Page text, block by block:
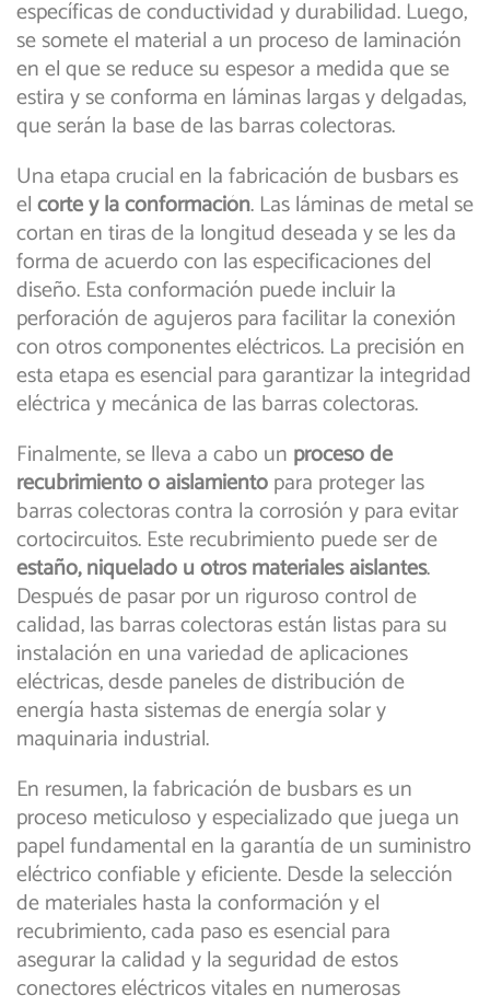
específicas de conductividad y durabilidad. Luego,
se somete el material a un proceso de laminación
en el que se reduce su espesor a medida que se
estira y se conforma en láminas largas y delgadas,
que serán la base de las barras colectoras.
Una etapa crucial en la fabricación de busbars es
elcorte y la conformación. Las láminas de metal se
cortan en tiras de la longitud deseada y se les da
forma de acuerdo con las especificaciones del
diseño. Esta conformación puede incluir la
perforación de agujeros para facilitar la conexión
con otros componentes eléctricos. La precisión en
esta etapa es esencial para garantizar la integridad
eléctrica y mecánica de las barras colectoras.
Finalmente, se lleva a cabo un proceso de
recubrimiento o aislamientopara proteger las
barras colectoras contra la corrosión y para evitar
cortocircuitos. Este recubrimiento puede ser de
estaño, niquelado u otros materiales aislantes.
Después de pasar por un riguroso control de
calidad, las barras colectoras están listas para su
instalación en una variedad de aplicaciones
eléctricas, desde paneles de distribución de
energía hasta sistemas de energía solar y
maquinaria industrial.
En resumen, la fabricación de busbars es un
proceso meticuloso y especializado que juega un
papel fundamental en la garantía de un suministro
eléctrico confiable y eficiente. Desde la selección
de materiales hasta la conformación y el
recubrimiento, cada paso es esencial para
asegurar la calidad y la seguridad de estos
conectores eléctricos vitales en numerosas